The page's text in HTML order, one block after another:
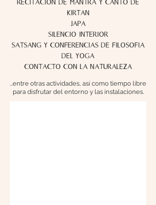
kirtan
japa
silencio interior
satsang y conferencias de filosofia
del yoga
contacto con la naturaleza
...entre otras actividades, así como tiempo libre
para disfrutar del entorno y las instalaciones.